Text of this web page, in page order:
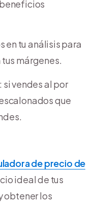
en tu análisis para
márgenes.
: si vendes al por
que
de precio de
ideal de tus
obtener los